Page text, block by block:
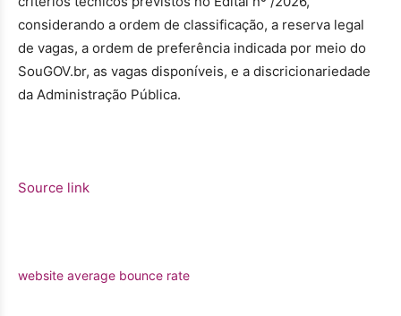
considerando a ordem de classificação, a reserva legal
de vagas, a ordem de preferência indicada por meio do
SouGOV.br, as vagas disponíveis, e a discricionariedade
da Administração Pública.
Source link
website average bounce rate